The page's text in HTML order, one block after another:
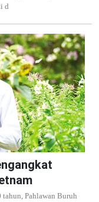
d
Pahlawan Buruh